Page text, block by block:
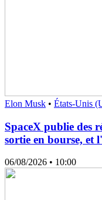
Elon Musk • États-Unis
SpaceX publie des
sortie en bourse, et
06/08/2026 • 10:00